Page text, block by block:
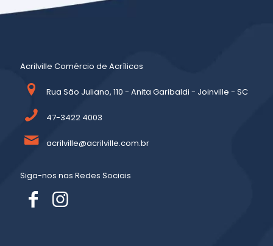
Acrilville Comércio de Acrílicos
Rua São Juliano, 110 - Anita Garibaldi - Joinville - SC
47-3422 4003
acrilville@acrilville.com.br
Siga-nos nas Redes Sociais